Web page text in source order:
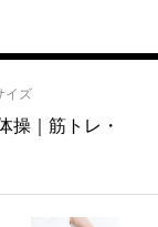
イズ
操｜筋トレ・